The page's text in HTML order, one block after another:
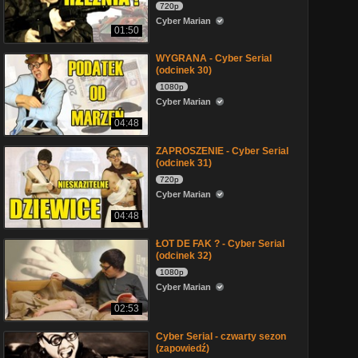
01:50
720p
Cyber Marian
04:48
WYGRANA - Cyber Serial
(odcinek 30)
1080p
Cyber Marian
04:48
ZAPROSZENIE - Cyber Serial
(odcinek 31)
720p
Cyber Marian
02:53
ŁOT DE FAK ? - Cyber Serial
(odcinek 32)
1080p
Cyber Marian
Cyber Serial - czwarty sezon
(zapowiedź)